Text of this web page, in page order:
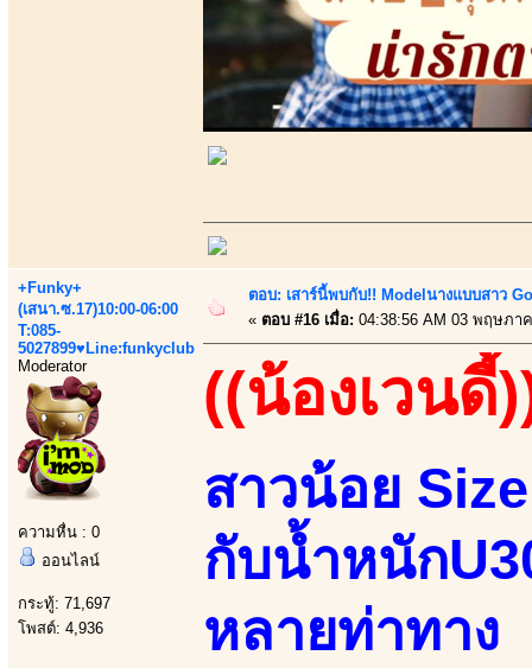
+Funky+
(เสนา.ซ.17)10:00-06:00
T:085-
5027899♥Line:funkyclub
Moderator
ความหื่น : 0
ออนไลน์
กระทู้: 71,697
โพสต์: 4,936
ตอบ: เสาร์นี้พบกับ!! Modelนางแบบสาว
« ตอบ #16 เมื่อ: 04:38:56 AM 03 พฤษภา
((น้องเวนดี้
สาวน้อย
กับน้ำหนัก
หลายท่าทาง